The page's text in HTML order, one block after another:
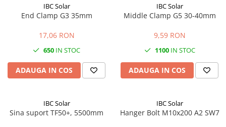
IBC Solar
End Clamp G3 35mm
17,06 RON
650 IN STOC
ADAUGA IN COS
IBC Solar
Middle Clamp G5 30-40mm
9,59 RON
1100IN STOC
ADAUGA IN COS
IBC Solar
Sina suport TF50+, 5500mm
IBC Solar
Hanger Bolt M10x200 A2 SW7